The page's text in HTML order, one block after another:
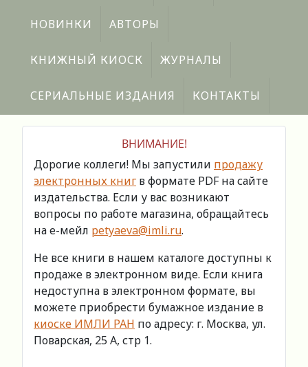
НОВИНКИ АВТОРЫ
КНИЖНЫЙ КИОСК ЖУРНАЛЫ
СЕРИАЛЬНЫЕ ИЗДАНИЯ КОНТАКТЫ
ВНИМАНИЕ!
Дорогие коллеги! Мы запустили продажу
электронных книг в формате PDF на сайте
издательства. Если у вас возникают
вопросы по работе магазина, обращайтесь
на е-мейл petyaeva@imli.ru.
Не все книги в нашем каталоге доступны к
продаже в электронном виде. Если книга
недоступна в электронном формате, вы
можете приобрести бумажное издание в
киоске ИМЛИ РАН по адресу: г. Москва, ул.
Поварская, 25 А, стр 1.